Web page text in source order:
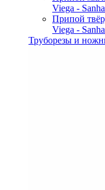
Viega -
Припой
Viega -
Труборезы и